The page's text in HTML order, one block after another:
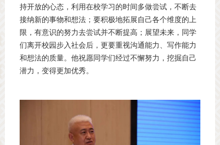
持开放的心态，利用在校学习的时间多做尝试，不断去
接纳新的事物和想法；要积极地拓展自己各个维度的上
限，有意识的努力去尝试并不断提高；展望未来，同学
们离开校园步入社会后，更要重视沟通能力、写作能力
和想法的质量。他祝愿同学们经过不懈努力，挖掘自己
潜力，变得更加优秀。